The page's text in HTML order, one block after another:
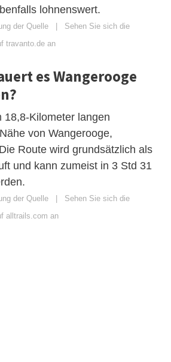
lohnenswert.
der Quelle | Sehen Sie sich die
travanto.de an
es Wangerooge
18,8-Kilometer langen
von Wangerooge,
Route wird grundsätzlich als
und kann zumeist in 3 Std 31
der Quelle | Sehen Sie sich die
alltrails.com an